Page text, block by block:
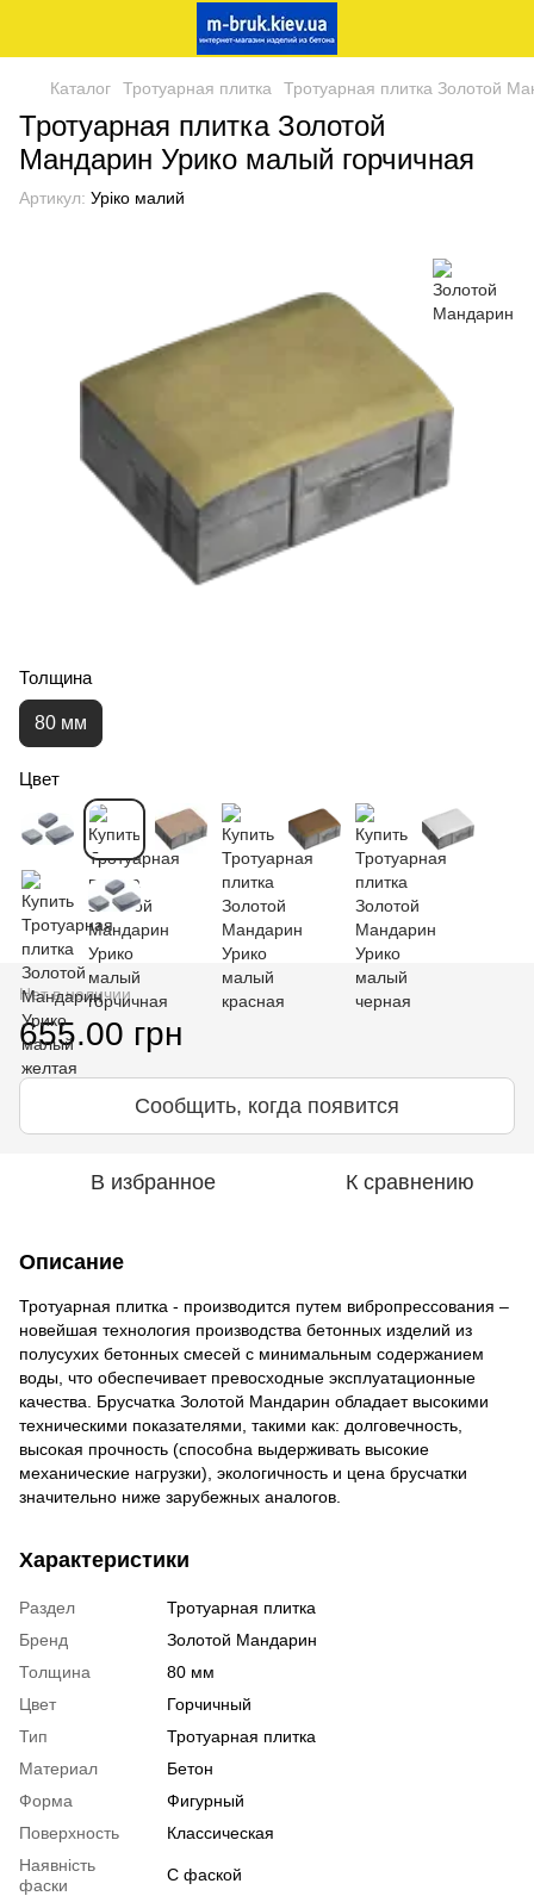
Каталог Тротуарная плитка Тротуарная плитка Золотой
Тротуарная плитка Золотой
Мандарин Урико малый горчичная
Артикул: Уріко малий
Толщина
80 мм
Цвет
Нет в наличии
655.00 грн
Сообщить, когда появится
В избранное К сравнению
Описание
Тротуарная плитка - производится путем вибропрессования –
новейшая технология производства бетонных изделий из
полусухих бетонных смесей с минимальным содержанием
воды, что обеспечивает превосходные эксплуатационные
качества. Брусчатка Золотой Мандарин обладает высокими
техническими показателями, такими как: долговечность,
высокая прочность (способна выдерживать высокие
механические нагрузки), экологичность и цена брусчатки
значительно ниже зарубежных аналогов.
Характеристики
Раздел
Тротуарная плитка
Бренд
Золотой Мандарин
Толщина
80 мм
Цвет
Горчичный
Тип
Тротуарная плитка
Материал
Бетон
Форма
Фигурный
Поверхность
Классическая
Наявність
фаски
С фаской